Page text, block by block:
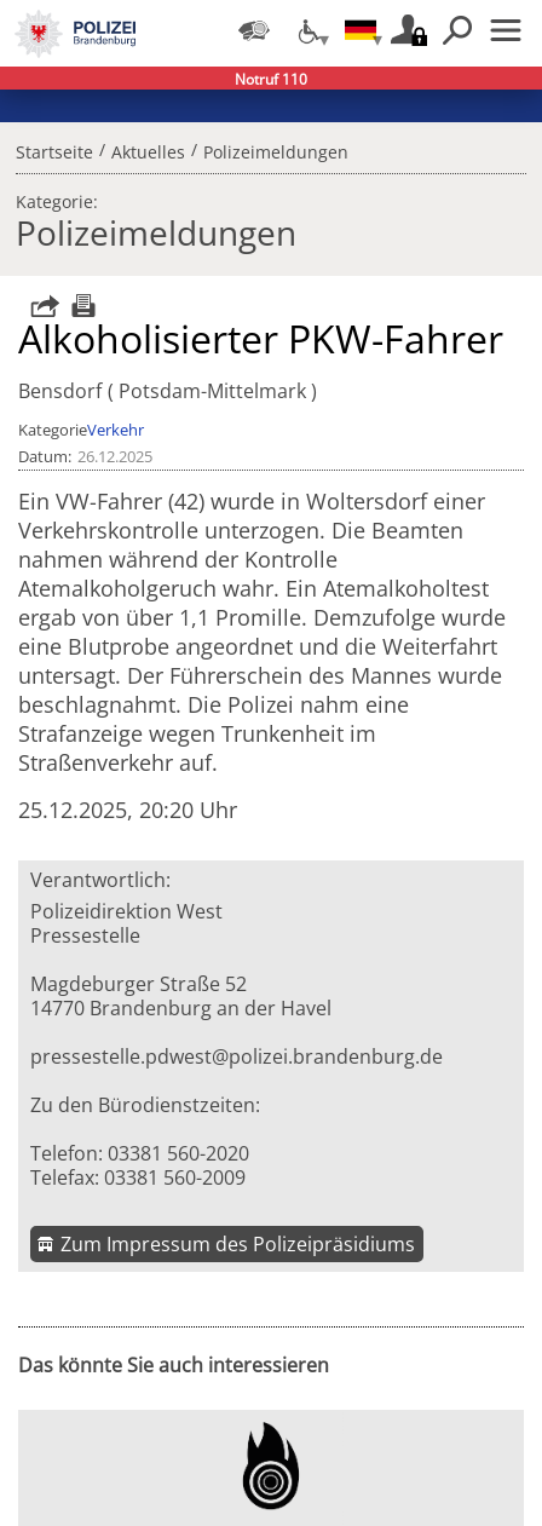
Startseite / Aktuelles / Polizeimeldungen
Kategorie:
Polizeimeldungen
Alkoholisierter PKW-Fahrer
Bensdorf Potsdam-Mittelmark
KategorieVerkehr
Datum 26.12.2025
Ein VW-Fahrer (42) wurde in Woltersdorf einer
Verkehrskontrolle unterzogen. Die Beamten
nahmen während der Kontrolle
Atemalkoholgeruch wahr. Ein Atemalkoholtest
ergab von über 1,1 Promille. Demzufolge wurde
eine Blutprobe angeordnet und die Weiterfahrt
untersagt. Der Führerschein des Mannes wurde
beschlagnahmt. Die Polizei nahm eine
Strafanzeige wegen Trunkenheit im
Straßenverkehr auf.
25.12.2025, 20:20 Uhr
Verantwortlich:
Polizeidirektion West
Pressestelle
Magdeburger Straße 52
14770 Brandenburg an der Havel
pressestelle.pdwest@polizei.brandenburg.de
Zu den Bürodienstzeiten:
Telefon: 03381 560-2020
Telefax: 03381 560-2009
Zum Impressum des Polizeipräsidiums
Das könnte Sie auch interessieren
Notruf 110